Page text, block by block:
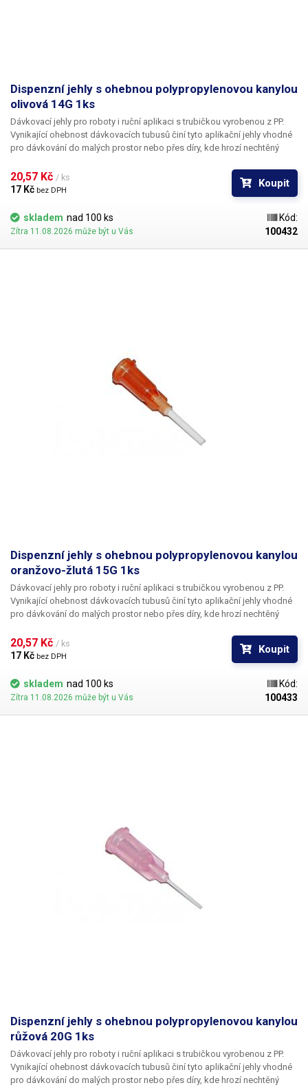
Dispenzní jehly s ohebnou polypropylenovou kanylou
olivová 14G 1ks
Dávkovací jehly pro roboty i ruční aplikaci s trubičkou vyrobenou z PP.
Vynikající ohebnost dávkovacích tubusů činí tyto aplikační jehly vhodné
pro dávkování do malých prostor nebo přes díry, kde hrozí nechtěný
popřípadě hrozí poškození obrobku nechtěným kontaktem s hrotem
jehly.
20,57 Kč / ks
17 Kč bez DPH
Koupit
skladem nad 100 ks
Zítra 11.08.2026 může být u Vás
Kód:
100432
Dispenzní jehly s ohebnou polypropylenovou kanylou
oranžovo-žlutá 15G 1ks
Dávkovací jehly pro roboty i ruční aplikaci s trubičkou vyrobenou z PP.
Vynikající ohebnost dávkovacích tubusů činí tyto aplikační jehly vhodné
pro dávkování do malých prostor nebo přes díry, kde hrozí nechtěný
popřípadě hrozí poškození obrobku nechtěným kontaktem s hrotem
jehly.
20,57 Kč / ks
17 Kč bez DPH
Koupit
skladem nad 100 ks
Zítra 11.08.2026 může být u Vás
Kód:
100433
Dispenzní jehly s ohebnou polypropylenovou kanylou
růžová 20G 1ks
Dávkovací jehly pro roboty i ruční aplikaci s trubičkou vyrobenou z PP.
Vynikající ohebnost dávkovacích tubusů činí tyto aplikační jehly vhodné
pro dávkování do malých prostor nebo přes díry, kde hrozí nechtěný